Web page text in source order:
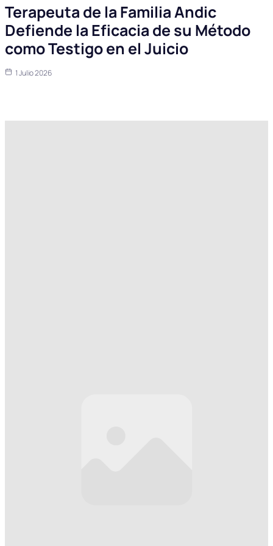
Terapeuta de la Familia Andic
Defiende la Eficacia de su Método
como Testigo en el Juicio
1 Julio 2026